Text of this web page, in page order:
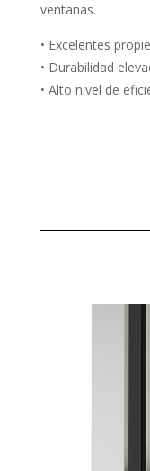
ventanas.
• Excelentes
• Durabilidad
• Alto nivel de